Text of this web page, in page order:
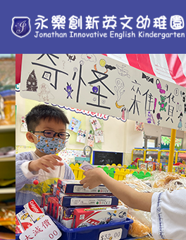
Previous